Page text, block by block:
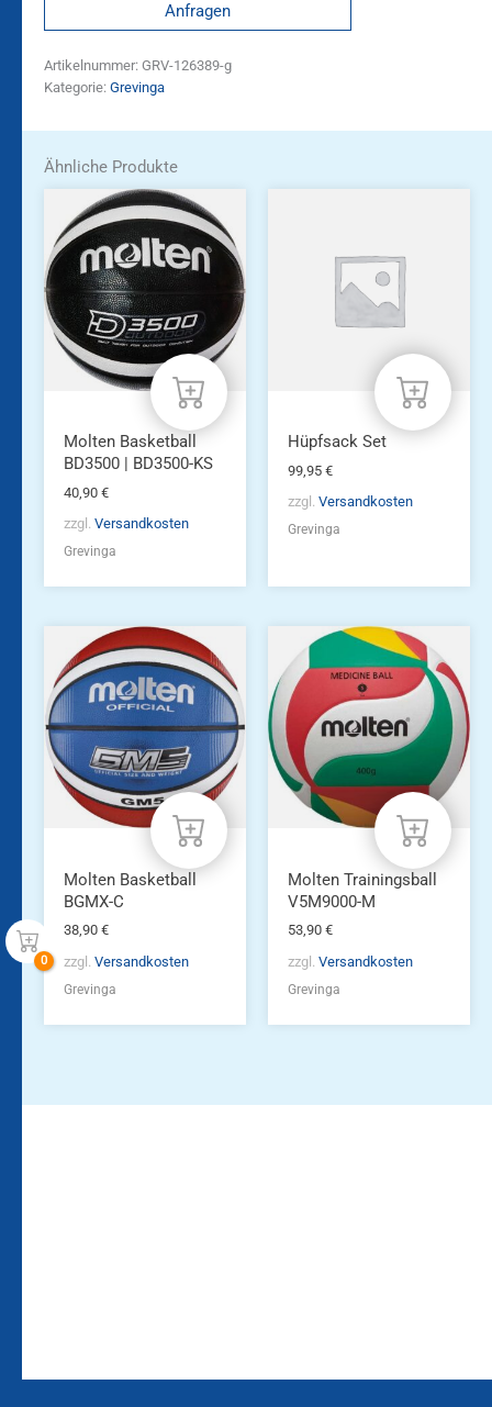
Anfragen
Artikelnummer: GRV-126389-g
Kategorie: Grevinga
Ähnliche Produkte
Molten Basketball
BD3500 | BD3500-KS
40,90 €
zzgl. Versandkosten
Grevinga
Hüpfsack Set
99,95 €
zzgl. Versandkosten
Grevinga
Molten Basketball
BGMX-C
38,90 €
zzgl. Versandkosten
Grevinga
Molten Trainingsball
V5M9000-M
53,90 €
zzgl. Versandkosten
Grevinga